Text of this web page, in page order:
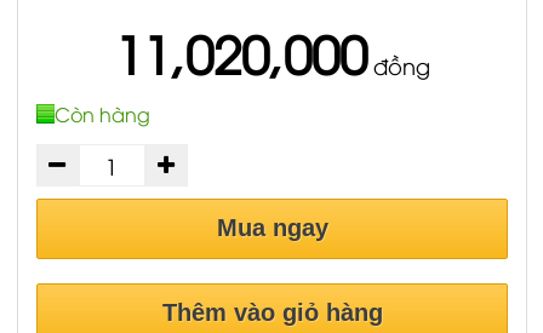
11,020,000đồng
Còn hàng
Mua ngay
Thêm vào giỏ hàng